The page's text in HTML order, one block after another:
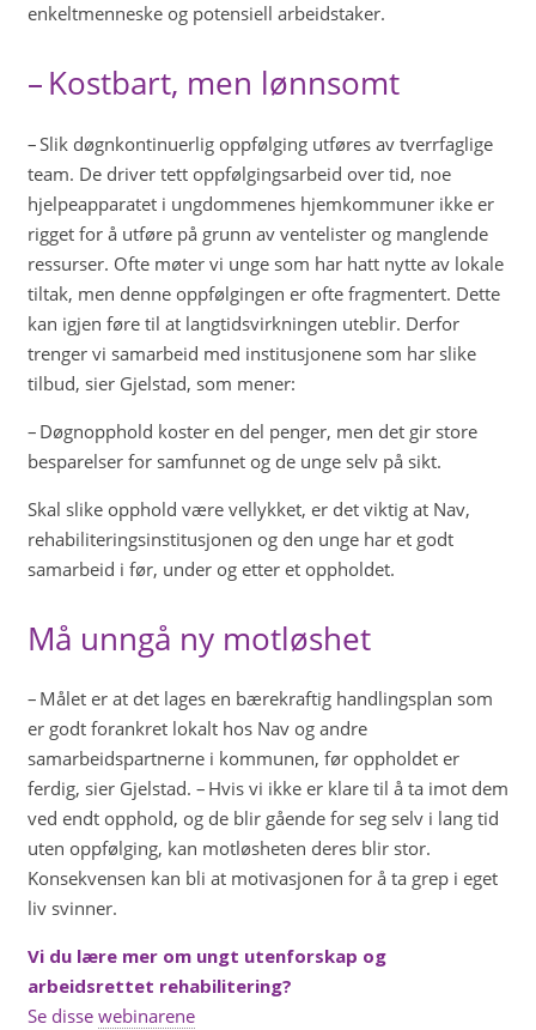
enkeltmenneske og potensiell arbeidstaker.
– Kostbart, men lønnsomt
– Slik døgnkontinuerlig oppfølging utføres av tverrfaglige
team. De driver tett oppfølgingsarbeid over tid, noe
hjelpeapparatet i ungdommenes hjemkommuner ikke er
rigget for å utføre på grunn av ventelister og manglende
ressurser. Ofte møter vi unge som har hatt nytte av lokale
tiltak, men denne oppfølgingen er ofte fragmentert. Dette
kan igjen føre til at langtidsvirkningen uteblir. Derfor
trenger vi samarbeid med institusjonene som har slike
tilbud, sier Gjelstad, som mener:
– Døgnopphold koster en del penger, men det gir store
besparelser for samfunnet og de unge selv på sikt.
Skal slike opphold være vellykket, er det viktig at Nav,
rehabiliteringsinstitusjonen og den unge har et godt
samarbeid i før, under og etter et oppholdet.
Må unngå ny motløshet
– Målet er at det lages en bærekraftig handlingsplan som
er godt forankret lokalt hos Nav og andre
samarbeidspartnerne i kommunen, før oppholdet er
ferdig, sier Gjelstad. – Hvis vi ikke er klare til å ta imot dem
ved endt opphold, og de blir gående for seg selv i lang tid
uten oppfølging, kan motløsheten deres blir stor.
Konsekvensen kan bli at motivasjonen for å ta grep i eget
liv svinner.
Vi du lære mer om ungt utenforskap og
arbeidsrettet rehabilitering?
Se disse webinarene